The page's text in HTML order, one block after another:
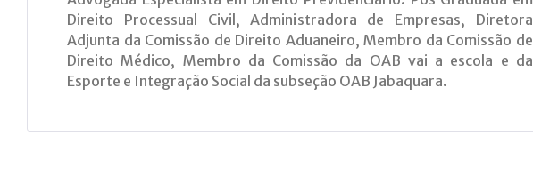
Direito Processual Civil, Administradora de Empresas, Diretora
Adjunta da Comissão de Direito Aduaneiro, Membro da Comissão de
Direito Médico, Membro da Comissão da OAB vai a escola e da
Esporte e Integração Social da subseção OAB Jabaquara.